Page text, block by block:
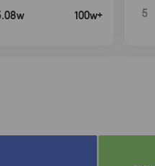
100w+ 5